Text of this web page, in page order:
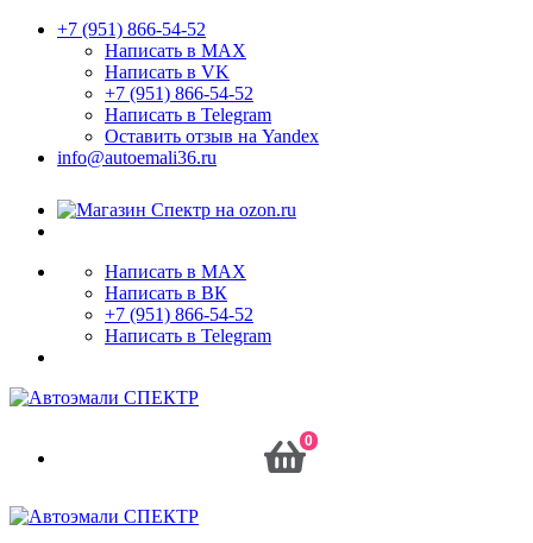
+7 (951) 866-54-52
Написать в MAX
Написать в VK
+7 (951) 866-54-52
Написать в Telegram
Оставить отзыв на Yandex
info@autoemali36.ru
Написать в MAX
Написать в ВК
+7 (951) 866-54-52
Написать в Telegram
0